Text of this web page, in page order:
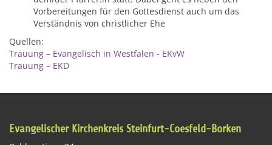
Vorbereitungen für den Gottesdienst auch um das
Verständnis von christlicher Ehe
Quellen:
Trauung – Evangelisch in Westfalen - EKvW
Trauung – EKD
Evangelischer Kirchenkreis Steinfurt-Coesfeld-Borken